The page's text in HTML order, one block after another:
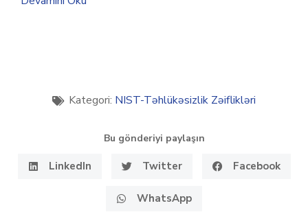
Kategori: NIST-Təhlükəsizlik Zəiflikləri
Bu gönderiyi paylaşın
LinkedIn Twitter Facebook
WhatsApp